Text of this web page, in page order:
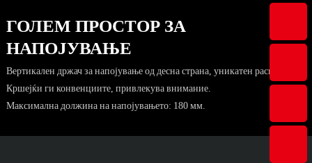
ГОЛЕМ ПРОСТОР ЗА
НАПОЈУВАЊЕ
Вертикален држач за напојување од десна страна, уникатен распоред.
Кршејќи ги конвенциите, привлекува внимание.
Максимална должина на напојувањето: 180 мм.